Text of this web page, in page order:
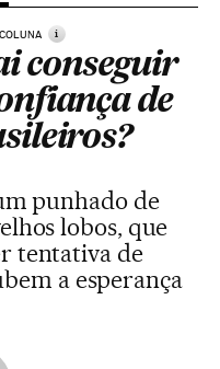
COLUNA i
conseguir
de
punhado de
lobos, que
tentativa de
a esperança